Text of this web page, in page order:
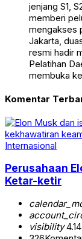
jenjang S1,
memberi
mengakses
Jakarta,
resmi hadir
Pelatihan
membuka
Komentar
Internasional
Perusahaan
Ketar-ketir
visibility